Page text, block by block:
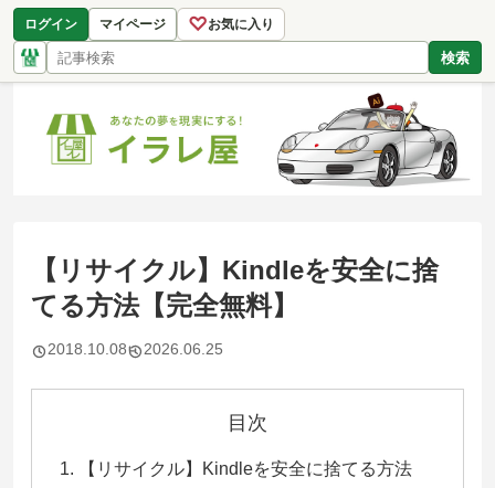
ログイン マイページ ♡お気に入り
検索
【リサイクル】Kindleを安全に捨
てる方法【完全無料】
2018.10.08 2026.06.25
目次
【リサイクル】Kindleを安全に捨てる方法